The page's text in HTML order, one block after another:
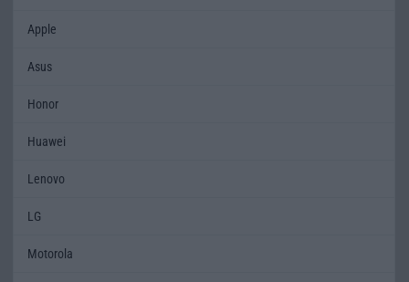
Apple
Asus
Honor
Huawei
Lenovo
LG
Motorola